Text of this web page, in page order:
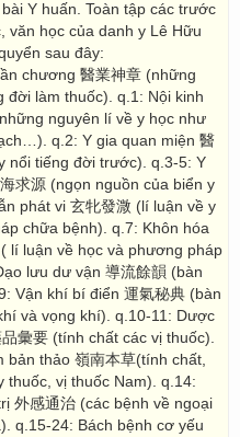
Y huấn. Toàn tập các trước
văn học của danh y Lê Hữu
sau đây:
chương 醫業神章 (những
đời làm thuốc). q.1: Nội kinh
nguyên lí về y học như
q.2: Y gia quan miện 醫
nổi tiếng đời trước). q.3-5: Y
求源 (ngọn nguồn của biển y
phát vi 玄牝發溦 (lí luận về y
chữa bệnh). q.7: Khôn hóa
lí luận về học và phương pháp
lưu dư vận 導流餘韻 (bàn
Vận khí bí điển 運氣秘典 (bàn
và vọng khí). q.10-11: Dược
彙要 (tính chất các vị thuốc).
bản thảo 嶺南本草(tính chất,
thuốc, vị thuốc Nam). q.14:
外感通治 (các bệnh về ngoại
q.15-24: Bách bệnh cơ yếu